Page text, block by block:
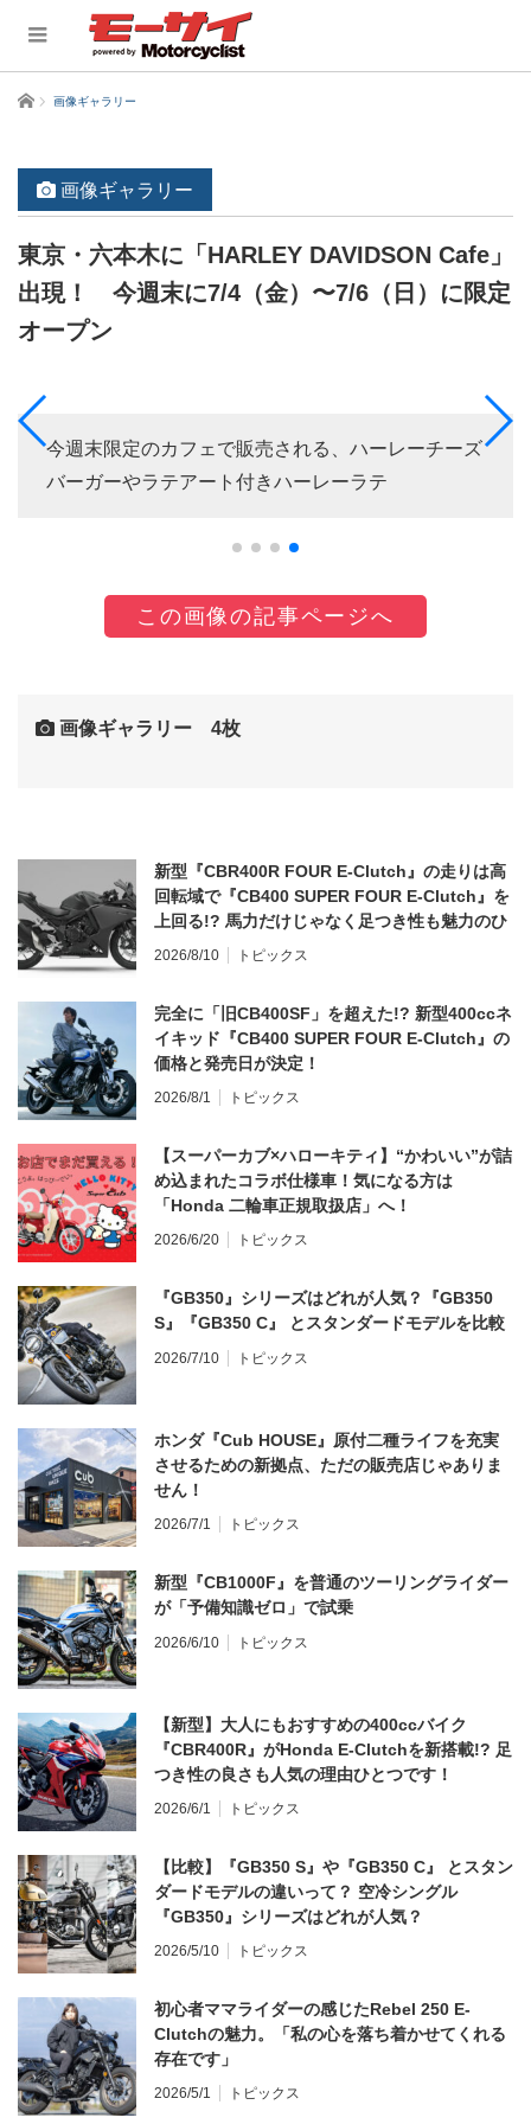
ホーム 画像ギャラリー
画像ギャラリー
東京・六本木に「HARLEY DAVIDSON Cafe」
出現！ 今週末に7/4（金）〜7/6（日）に限定
オープン
今週末限定のカフェで販売される、ハーレーチーズ
バーガーやラテアート付きハーレーラテ
この画像の記事ページへ
画像ギャラリー 4枚
新型『CBR400R FOUR E-Clutch』の走りは高
回転域で『CB400 SUPER FOUR E-Clutch』を
上回る!? 馬力だけじゃなく足つき性も魅力のひ
とつ！
2026/8/10 トピックス
完全に「旧CB400SF」を超えた!? 新型400ccネ
イキッド『CB400 SUPER FOUR E-Clutch』の
価格と発売日が決定！
2026/8/1 トピックス
【スーパーカブ×ハローキティ】“かわいい”が詰
め込まれたコラボ仕様車！気になる方は
「Honda 二輪車正規取扱店」へ！
2026/6/20 トピックス
『GB350』シリーズはどれが人気？『GB350
S』『GB350 C』 とスタンダードモデルを比較
2026/7/10 トピックス
ホンダ『Cub HOUSE』原付二種ライフを充実
させるための新拠点、ただの販売店じゃありま
せん！
2026/7/1 トピックス
新型『CB1000F』を普通のツーリングライダー
が「予備知識ゼロ」で試乗
2026/6/10 トピックス
【新型】大人にもおすすめの400ccバイク
『CBR400R』がHonda E-Clutchを新搭載!? 足
つき性の良さも人気の理由ひとつです！
2026/6/1 トピックス
【比較】『GB350 S』や『GB350 C』 とスタン
ダードモデルの違いって？ 空冷シングル
『GB350』シリーズはどれが人気？
2026/5/10 トピックス
初心者ママライダーの感じたRebel 250 E-
Clutchの魅力。「私の心を落ち着かせてくれる
存在です」
2026/5/1 トピックス